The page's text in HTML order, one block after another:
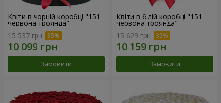
Квіти в чорній коробці "151
червона троянда"
15 537 грн
Замовити
Квіти в білій коробці "151
червона троянда"
15 629 грн
Замовити